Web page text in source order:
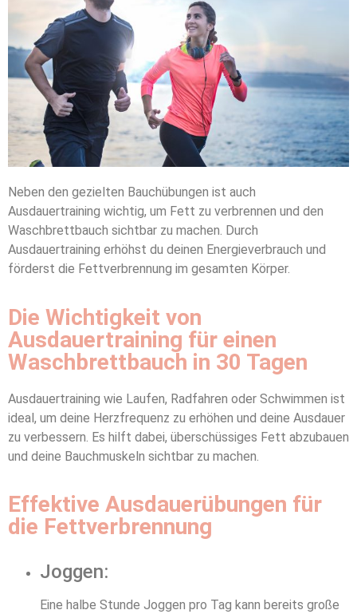
Neben den gezielten Bauchübungen ist auch
Ausdauertraining wichtig, um Fett zu verbrennen und den
Waschbrettbauch sichtbar zu machen. Durch
Ausdauertraining erhöhst du deinen Energieverbrauch und
förderst die Fettverbrennung im gesamten Körper.
Die Wichtigkeit von
Ausdauertraining für einen
Waschbrettbauch in 30 Tagen
Ausdauertraining wie Laufen, Radfahren oder Schwimmen ist
ideal, um deine Herzfrequenz zu erhöhen und deine Ausdauer
zu verbessern. Es hilft dabei, überschüssiges Fett abzubauen
und deine Bauchmuskeln sichtbar zu machen.
Effektive Ausdauerübungen für
die Fettverbrennung
Joggen:
Eine halbe Stunde Joggen pro Tag kann bereits große